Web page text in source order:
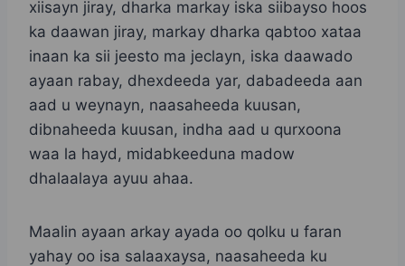
xiisayn jiray, dharka markay iska siibayso hoos
ka daawan jiray, markay dharka qabtoo xataa
inaan ka sii jeesto ma jeclayn, iska daawado
ayaan rabay, dhexdeeda yar, dabadeeda aan
aad u weynayn, naasaheeda kuusan,
dibnaheeda kuusan, indha aad u qurxoona
waa la hayd, midabkeeduna madow
dhalaalaya ayuu ahaa.
Maalin ayaan arkay ayada oo qolku u faran
yahay oo isa salaaxaysa, naasaheeda ku